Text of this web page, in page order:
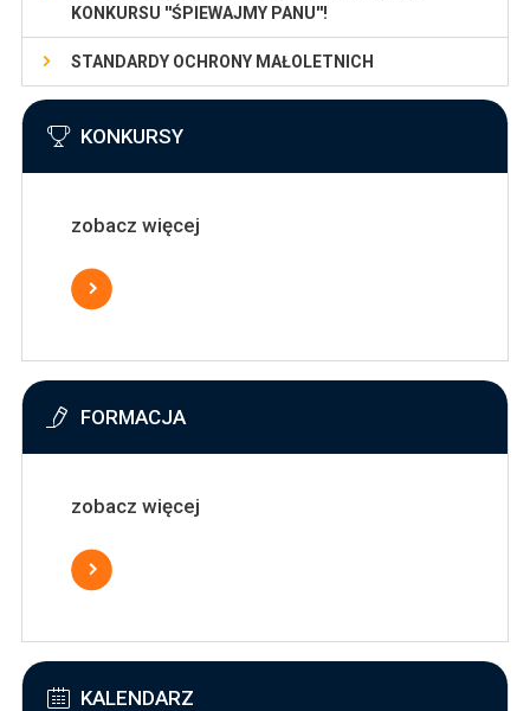
KONKURSU ''ŚPIEWAJMY PANU''!
STANDARDY OCHRONY MAŁOLETNICH
KONKURSY
zobacz więcej
FORMACJA
zobacz więcej
KALENDARZ